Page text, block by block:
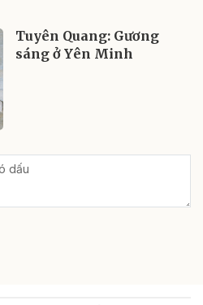
Tuyên Quang: Gương
sáng ở Yên Minh